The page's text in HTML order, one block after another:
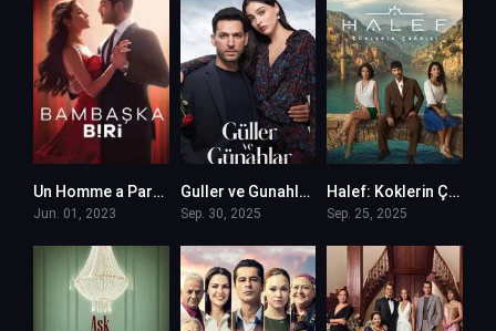
Un Homme a Part – Bambaska Biri en VF (Voix Francaise)
Jun. 01, 2023
Guller ve Gunahlar VOSTFR
Sep. 30, 2025
Halef: Koklerin Çagrisi VOSTFR
Sep. 25, 2025